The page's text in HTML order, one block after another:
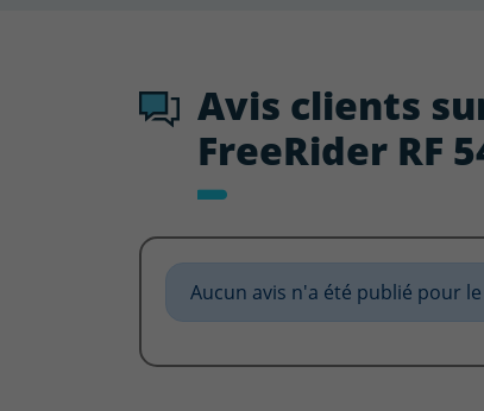
Avis clients
FreeRider RF
Aucun avis n'a été publié pour